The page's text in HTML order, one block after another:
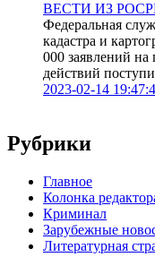
ВЕСТИ ИЗ
Федеральная
кадастра и
000 заявлений
действий
2023-02-14
Рубрики
Главное
Колонка
Криминал
Зарубежные
Литературная